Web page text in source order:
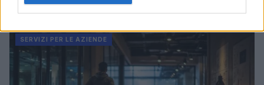
Continua a leggere
SERVIZI PER LE AZIENDE